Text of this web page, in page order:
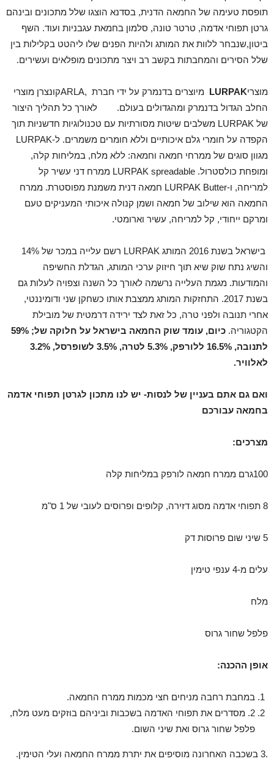
תופסת טעימה של החמאה הדנית, בסדנא הוצגו שלל מתכונים ובינהם
גרטן תפוחי אדמה, טרטר טונה, סלמון בחמאת עגבניות ועוד. השף
ביטון,שנבחר ללוות את המותג ולהיות הפנים שלו ליהטט בקלילות בין
שלל הסירים והמחבתות בקשב רב ויצר מתכונים מופלאים ועשירים.
מוצריLURPAK
מיוצרים בדנמרק על ידי חברת ,ARLAקונצרן מוצרי
החלב הגדול בדנמרק ומהגדולים בעולם. לאורך כל תהליך היצור
של LURPAK משלבים שיטות מסורתיות עם טכנולוגיות חדשניות תוך
הקפדה על חומרי גלם איכותיים וללא חומרים משמרים. ל-LURPAK
מגוון סוגים של ממרחי חמאה וחמאה: ללא מלח, במליחות קלה,
ומופחת כולסטרול. LURPAK spreadable ממרח דני עשיר קל
למריחה, ו-LURPAK Butter חמאה דנית משמנת מפוסטרת. ממרח
החמאה הוא שילוב של חמאה ושמן קנולה איכותי המעניקים טעם
ומרקם ייחודי, קל למריחה, עשיר וארומטי.
בישראל בשנת 2016 המותג LURPAK רשם עלייה במכר של 14%
והשיג נתח שוק שיא תוך חיזוק ערכי המותג, הגדלת החשיפה
והמודעות. מגמת העלייה נרשמה לאורך כל השנה וצפויה לעלות גם
בשנת 2017. התחזקות המותג ממצבת אותו כשחקן שני ודומיננטי,
אחרי תנובה ולפני טרה, כל זאת לצד ירידה דרמטית של מובילת
הקטגוריה.
כיום, עומד שוק החמאה בישראל על חלוקה של; 59%
לתנובה, 16.5% ללורפק, 5.3% לטרה, 3.5% לשופרסל, 3.2%
לאלוויר.
ואם גם אתם בעניין של לנסות- יש לנו מתכון לגרטן תפוחי אדמה
בחמאה עבורכם
מצרכים:
100גרם ממרח חמאה לורפק במליחות קלה
8 תפוחי אדמה מסוג דזירה, קלופים ופרוסים לעובי של 1 ס"מ
5 שיני שום פרוסות דק
עלים מ-4 ענפי טימין
מלח
פלפל שחור גרוס
אופן ההכנה:
במחבת רחבה מניחים חצי מכמות ממרח החמאה.
2
. מסדרים את תפוחי האדמה בשכבות וביניהם בוזקים מעט מלח,
פלפל שחור גרוס ואת שיני השום.
.3 בשכבה האחרונה מוסיפים את יתרת ממרח החמאה ועלי הטימין.